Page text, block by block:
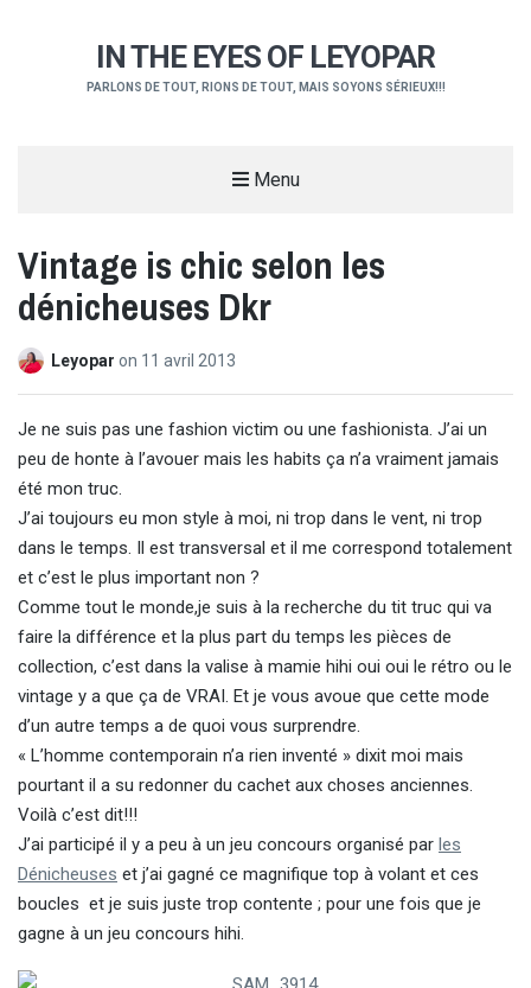
IN THE EYES OF LEYOPAR
PARLONS DE TOUT, RIONS DE TOUT, MAIS SOYONS SÉRIEUX!!!
Menu
Vintage is chic selon les
dénicheuses Dkr
Leyopar on 11 avril 2013
Je ne suis pas une fashion victim ou une fashionista. J’ai un
peu de honte à l’avouer mais les habits ça n’a vraiment jamais
été mon truc.
J’ai toujours eu mon style à moi, ni trop dans le vent, ni trop
dans le temps. Il est transversal et il me correspond totalement
et c’est le plus important non ?
Comme tout le monde,je suis à la recherche du tit truc qui va
faire la différence et la plus part du temps les pièces de
collection, c’est dans la valise à mamie hihi oui oui le rétro ou le
vintage y a que ça de VRAI. Et je vous avoue que cette mode
d’un autre temps a de quoi vous surprendre.
« L’homme contemporain n’a rien inventé » dixit moi mais
pourtant il a su redonner du cachet aux choses anciennes.
Voilà c’est dit!!!
J’ai participé il y a peu à un jeu concours organisé par les
Dénicheuses et j’ai gagné ce magnifique top à volant et ces
boucles et je suis juste trop contente ; pour une fois que je
gagne à un jeu concours hihi.